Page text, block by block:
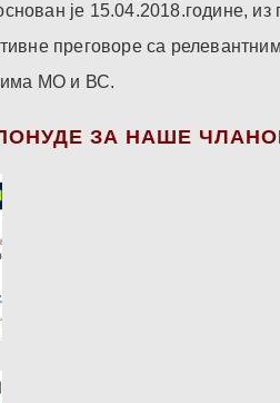
је 15.04.2018.године,
преговоре са
МО и ВС.
ПОНУДЕ ЗА НАШЕ